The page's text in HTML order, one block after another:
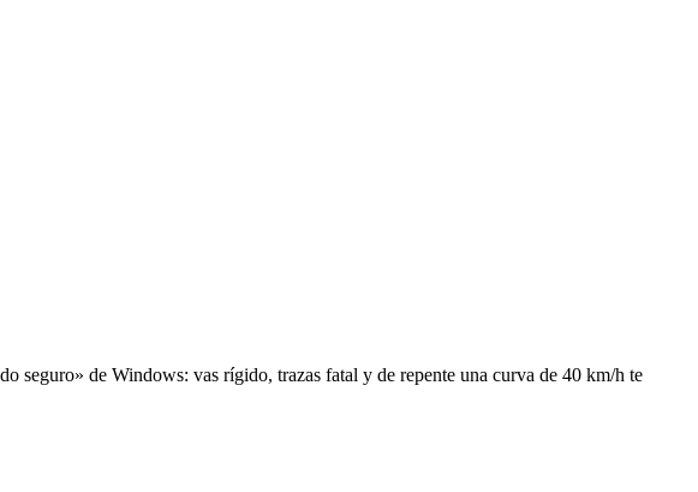
seguro» de Windows: vas rígido, trazas fatal y de repente una curva de 40 km/h te